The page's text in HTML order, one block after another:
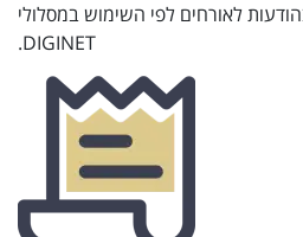
לאורחים לפי השימוש במסלולי
DIGINET.